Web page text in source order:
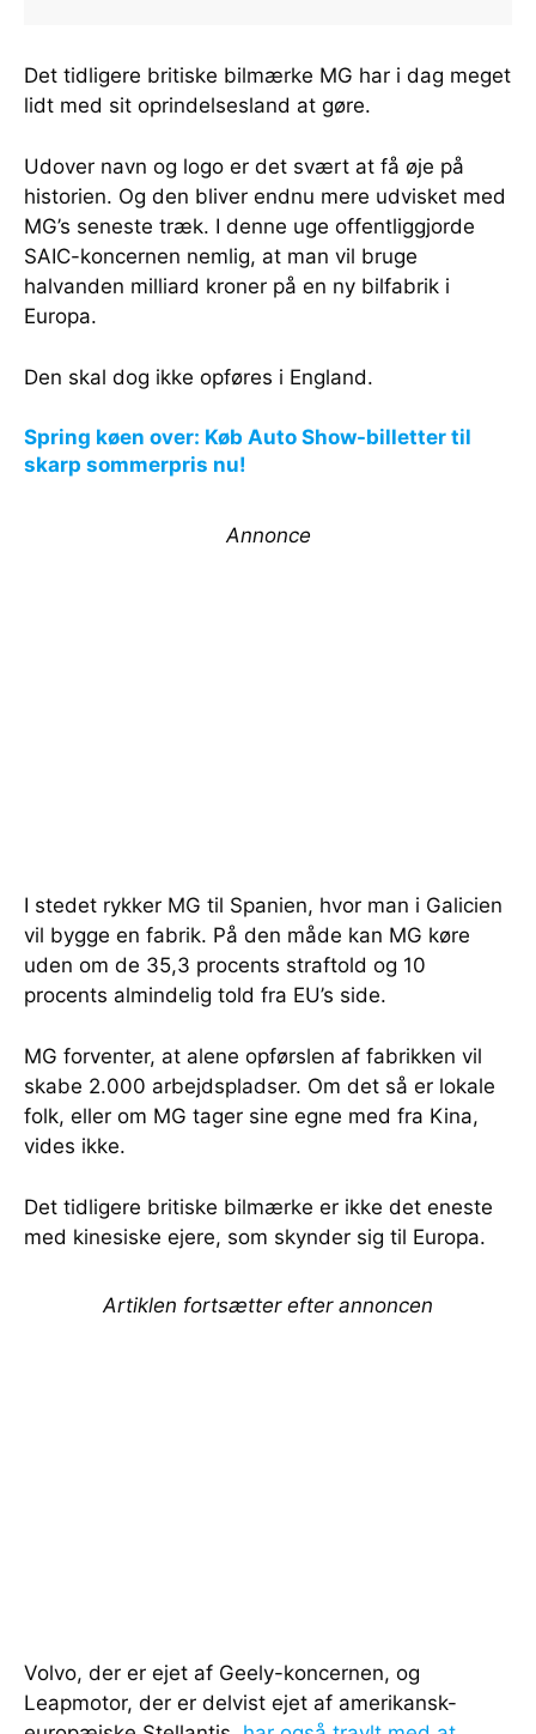
Det tidligere britiske bilmærke MG har i dag meget
lidt med sit oprindelsesland at gøre.
Udover navn og logo er det svært at få øje på
historien. Og den bliver endnu mere udvisket med
MG’s seneste træk. I denne uge offentliggjorde
SAIC-koncernen nemlig, at man vil bruge
halvanden milliard kroner på en ny bilfabrik i
Europa.
Den skal dog ikke opføres i England.
Spring køen over: Køb Auto Show-billetter til
skarp sommerpris nu!
Annonce
I stedet rykker MG til Spanien, hvor man i Galicien
vil bygge en fabrik. På den måde kan MG køre
uden om de 35,3 procents straftold og 10
procents almindelig told fra EU’s side.
MG forventer, at alene opførslen af fabrikken vil
skabe 2.000 arbejdspladser. Om det så er lokale
folk, eller om MG tager sine egne med fra Kina,
vides ikke.
Det tidligere britiske bilmærke er ikke det eneste
med kinesiske ejere, som skynder sig til Europa.
Artiklen fortsætter efter annoncen
Volvo, der er ejet af Geely-koncernen, og
Leapmotor, der er delvist ejet af amerikansk-